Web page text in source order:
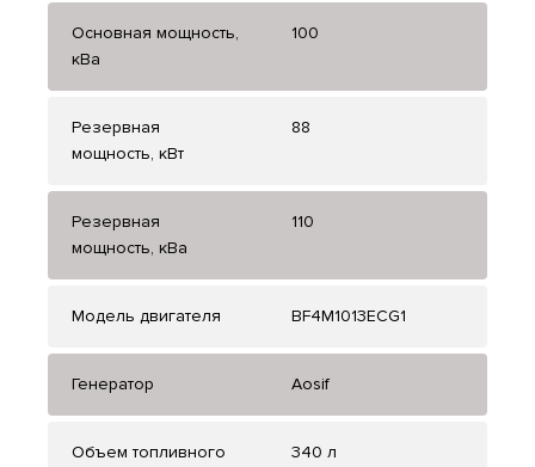
Основная мощность,
кВа
100
Резервная
мощность, кВт
88
Резервная
мощность, кВа
110
Модель двигателя BF4M1013ECG1
Генератор Aosif
Объем топливного
340 л